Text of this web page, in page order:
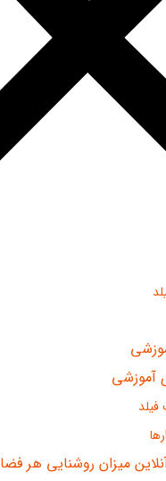
آموزشی
میزان روشنایی هر فضا